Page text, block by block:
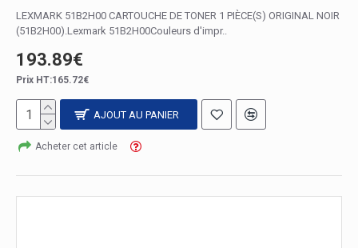
LEXMARK 51B2H00 CARTOUCHE DE TONER 1 PIÈCE(S) ORIGINAL NOIR
(51B2H00).Lexmark 51B2H00Couleurs d'impr..
193.89€
Prix HT:165.72€
AJOUT AU PANIER
Acheter cet article